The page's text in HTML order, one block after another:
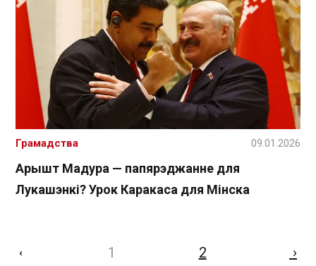
Арышт Мадура — папярэджанне для
Лукашэнкі? Урок Каракаса для Мінска
Грамадства 09.01.2026
‹ 1 2 ›